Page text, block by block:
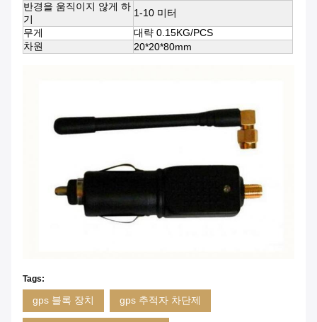
반경을 움직이지 않게 하
기
1-10 미터
무게
대략 0.15KG/PCS
차원
20*20*80mm
Tags:
gps 블록 장치 gps 추적자 차단제